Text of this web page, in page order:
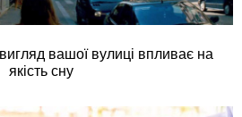
вашої вулиці впливає на
якість сну